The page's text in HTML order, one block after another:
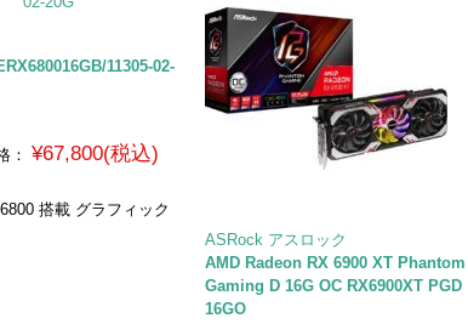
11305-02-
：
¥67,800(税込)
搭載 グラフィック
ASRock アスロック
AMD Radeon RX 6900 XT Phantom
Gaming D 16G OC RX6900XT PGD
16GO